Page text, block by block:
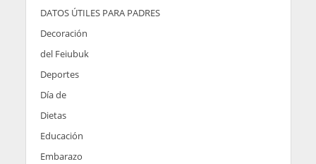
DATOS ÚTILES PARA PADRES
Decoración
del Feiubuk
Deportes
Día de
Dietas
Educación
Embarazo